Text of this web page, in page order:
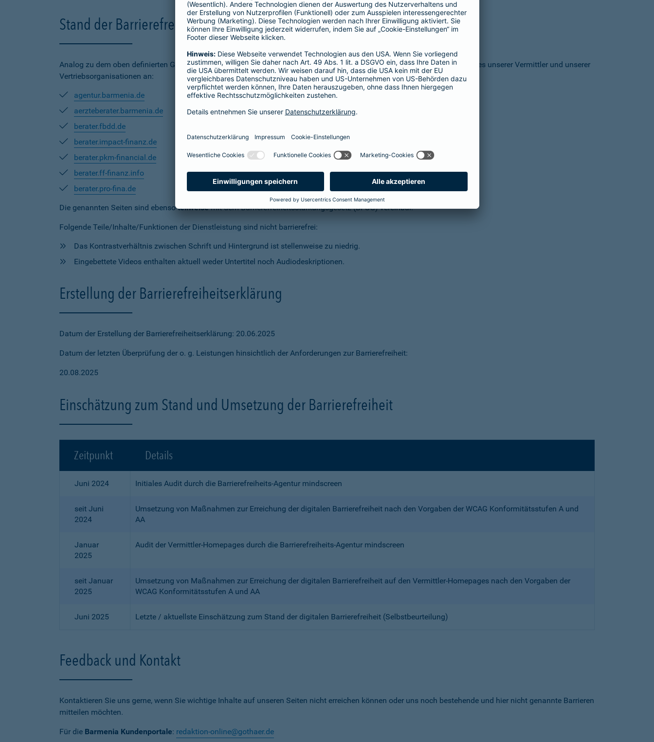
Stand der Barrierefreiheit auf den Vermittler-Homepages
Analog zu dem oben definierten Geltungsbereich streben wir die Umsetzung der digitalen Barrierefreiheit auf den Homepages unserer Vermittler und unserer
Vertriebsorganisationen an:
agentur.barmenia.de
aerzteberater.barmenia.de
berater.fbdd.de
berater.impact-finanz.de
berater.pkm-financial.de
berater.ff-finanz.info
berater.pro-fina.de
Die genannten Seiten sind ebensoteilweisemit dem Barrierefreiheitsstärkungsgesetz (BFSG) vereinbar.
Folgende Teile/Inhalte/Funktionen der Dienstleistung sind nicht barrierefrei:
Das Kontrastverhältnis zwischen Schrift und Hintergrund ist stellenweise zu niedrig.
Eingebettete Videos enthalten aktuell weder Untertitel noch Audiodeskriptionen.
Erstellung der Barrierefreiheitserklärung
Datum der Erstellung der Barrierefreiheitserklärung: 20.06.2025
Datum der letzten Überprüfung der o. g. Leistungen hinsichtlich der Anforderungen zur Barrierefreiheit:
20.08.2025
Einschätzung zum Stand und Umsetzung der Barrierefreiheit
Zeitpunkt Details
Juni 2024 Initiales Audit durch die Barrierefreiheits-Agentur mindscreen
seit Juni
2024
Umsetzung von Maßnahmen zur Erreichung der digitalen Barrierefreiheit nach den Vorgaben der WCAG Konformitätsstufen A und
AA
Januar
2025
Audit der Vermittler-Homepages durch die Barrierefreiheits-Agentur mindscreen
seit Januar
2025
Umsetzung von Maßnahmen zur Erreichung der digitalen Barrierefreiheit auf den Vermittler-Homepages nach den Vorgaben der
WCAG Konformitätsstufen A und AA
Juni 2025 Letzte / aktuellste Einschätzung zum Stand der digitalen Barrierefreiheit (Selbstbeurteilung)
Feedback und Kontakt
Kontaktieren Sie uns gerne, wenn Sie wichtige Inhalte auf unseren Seiten nicht erreichen können oder uns noch bestehende und hier nicht genannte Barrieren
mitteilen möchten.
Für die Barmenia Kundenportale: redaktion-online@gothaer.de